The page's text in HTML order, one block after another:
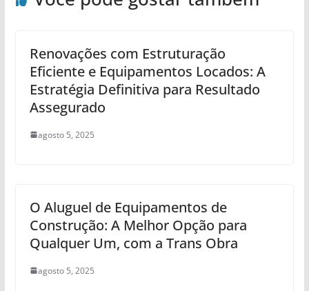
Renovações com Estruturação
Eficiente e Equipamentos Locados: A
Estratégia Definitiva para Resultado
Assegurado
agosto 5, 2025
O Aluguel de Equipamentos de
Construção: A Melhor Opção para
Qualquer Um, com a Trans Obra
agosto 5, 2025